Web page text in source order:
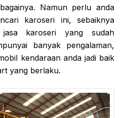
Namun perlu anda
karoseri ini, sebaiknya
jasa karoseri yang sudah
banyak pengalaman,
kendaraan anda jadi baik
yang berlaku.